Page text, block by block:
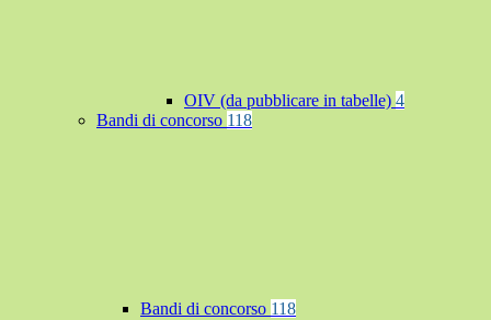
OIV (da pubblicare in tabelle) 4
Bandi di concorso 118
Bandi di concorso 118